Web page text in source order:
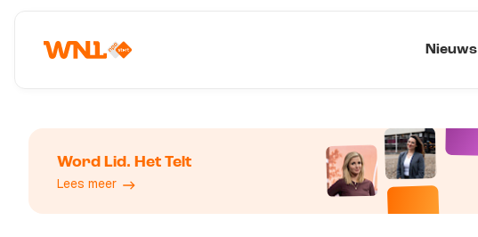
Nieuws
Word Lid. Het Telt
Lees meer